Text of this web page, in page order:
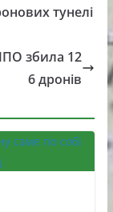
тунелі
збила 12
6 дронів